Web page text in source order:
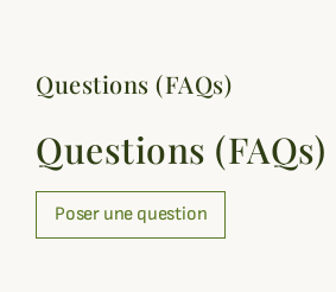
Questions (FAQs)
Questions (FAQs)
Poser une question